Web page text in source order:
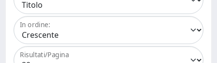
In ordine:
Risultati/Pagina